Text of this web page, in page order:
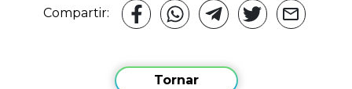
Compartir:
Tornar